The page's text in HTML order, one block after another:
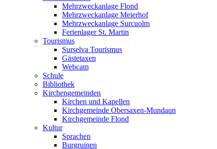
Mehrzweckanlage Flond
Mehrzweckanlage Meierhof
Mehrzweckanlage Surcuolm
Ferienlager St. Martin
Tourismus
Surselva Tourismus
Gästetaxen
Webcam
Schule
Bibliothek
Kirchengemeinden
Kirchen und Kapellen
Kirchgemeinde Obersaxen-Mundaun
Kirchgemeinde Flond
Kultur
Sprachen
Burgruinen